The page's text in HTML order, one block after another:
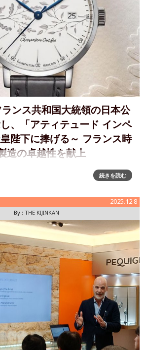
ンス共和国大統領の日本公
、「アティテュード インペ
陛下に捧げる～ フランス時
造の卓越性を献上
クチュール、ペキニエ「アティテュード
本の天皇陛下に フランス時計製造の卓越
ル・ペキニエは、唯一無二の作品「アテ
ィテュード・
続きを読む
2025.12.8
By : THE KIJINKAN